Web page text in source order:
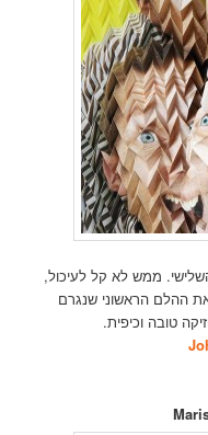
ממש לא קל לעיכול,
ההלם הראשוני שנגרם
טובה וכיפית.